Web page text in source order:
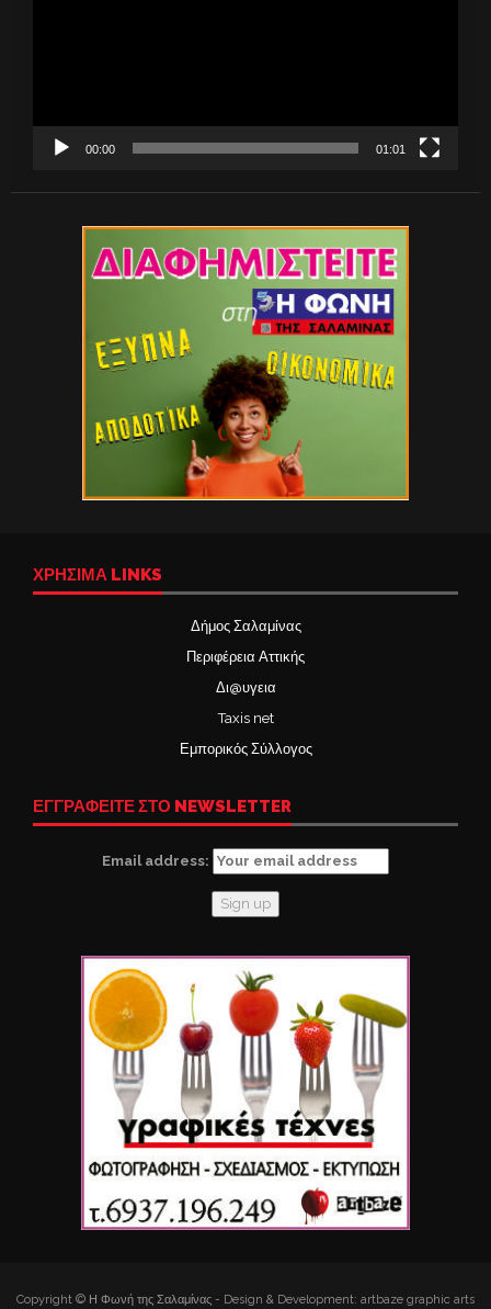
00:00 01:01
ΧΡΉΣΙΜΑ LINKS
Δήμος Σαλαμίνας
Περιφέρεια Αττικής
Δι@υγεια
Taxis net
Εμπορικός Σύλλογος
ΕΓΓΡΑΦΕΙΤΕ ΣΤΟ NEWSLETTER
Email address:
Copyright © Η Φωνή της Σαλαμίνας - Design & Development: artbaze graphic arts